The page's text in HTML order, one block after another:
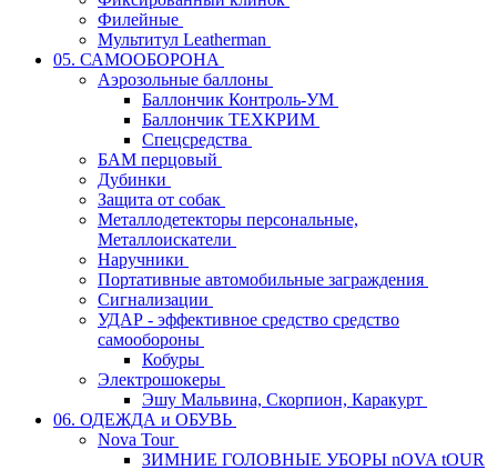
Филейные
Мультитул Leatherman
05. САМООБОРОНА
Аэрозольные баллоны
Баллончик Контроль-УМ
Баллончик ТЕХКРИМ
Спецсредства
БАМ перцовый
Дубинки
Защита от собак
Металлодетекторы персональные,
Металлоискатели
Наручники
Портативные автомобильные заграждения
Сигнализации
УДАР - эффективное средство средство
самообороны
Кобуры
Электрошокеры
Эшу Мальвина, Скорпион, Каракурт
06. ОДЕЖДА и ОБУВЬ
Nova Tour
ЗИМНИЕ ГОЛОВНЫЕ УБОРЫ nOVA tOUR